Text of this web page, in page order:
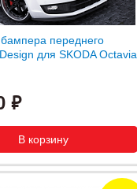
переднего
для SKODA Octavia